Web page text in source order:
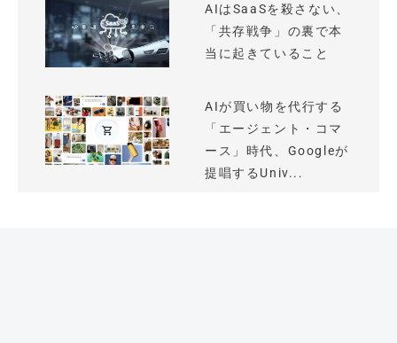
AIはSaaSを殺さない、
「共存戦争」の裏で本
当に起きていること
AIが買い物を代行する
「エージェント・コマ
ース」時代、Googleが
提唱するUniv...